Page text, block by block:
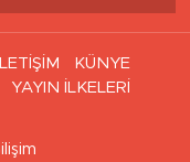
İLETİŞİM
KÜNYE
YAYIN İLKELERİ